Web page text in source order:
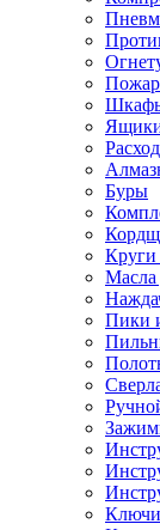
Ящики
Буры
Круги
Масла
Пики
Ключи